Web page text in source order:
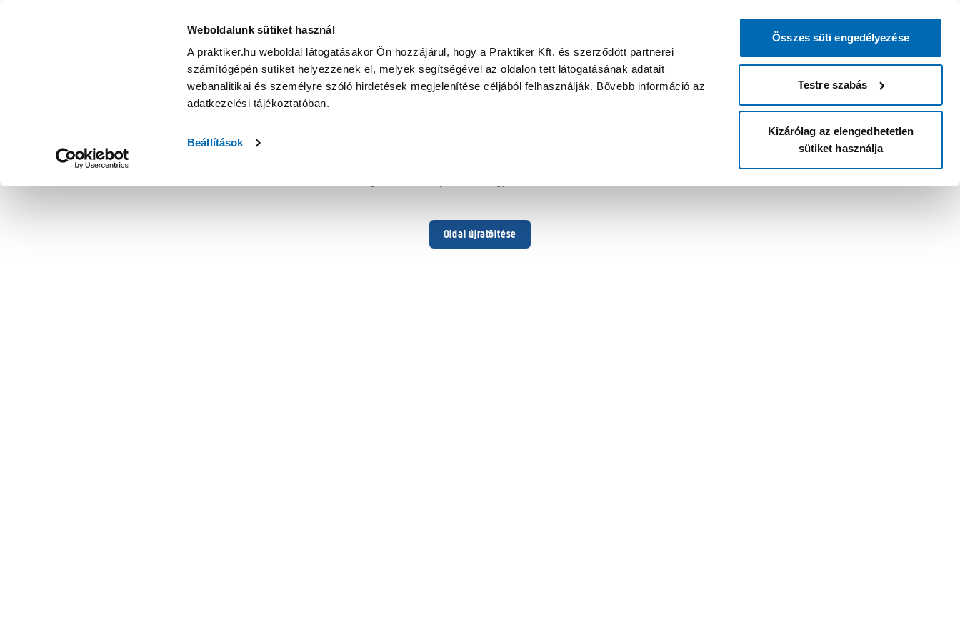
Weboldalunk sütiket használ
A praktiker.hu weboldal látogatásakor Ön hozzájárul, hogy a Praktiker Kft. és szerződött partnerei
számítógépén sütiket helyezzenek el, melyek segítségével az oldalon tett látogatásának adatait
webanalitikai és személyre szóló hirdetések megjelenítése céljából felhasználják. Bővebb információ az
adatkezelési tájékoztatóban.
Beállítások
Összes süti engedélyezése
Testre szabás
Kizárólag az elengedhetetlen
sütiket használja
Oldal újratöltése